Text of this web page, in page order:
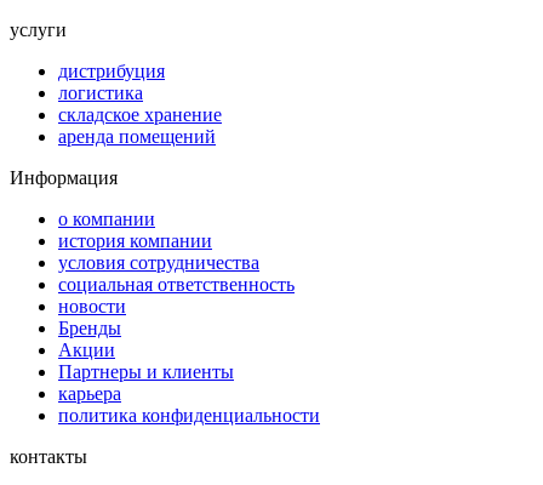
услуги
дистрибуция
логистика
складское хранение
аренда помещений
Информация
о компании
история компании
условия сотрудничества
социальная ответственность
новости
Бренды
Акции
Партнеры и клиенты
карьера
политика конфиденциальности
контакты